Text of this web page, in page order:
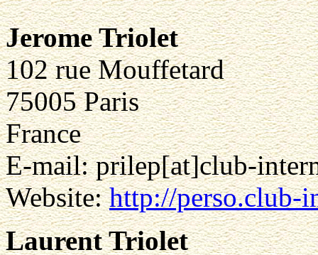
Jerome Triolet
102 rue Mouffetard
75005 Paris
France
E-mail: prilep[at]club-
Website:http://perso.club-
Laurent Triolet